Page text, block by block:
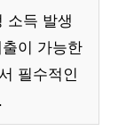
소득 발생
이 가능한
필수적인